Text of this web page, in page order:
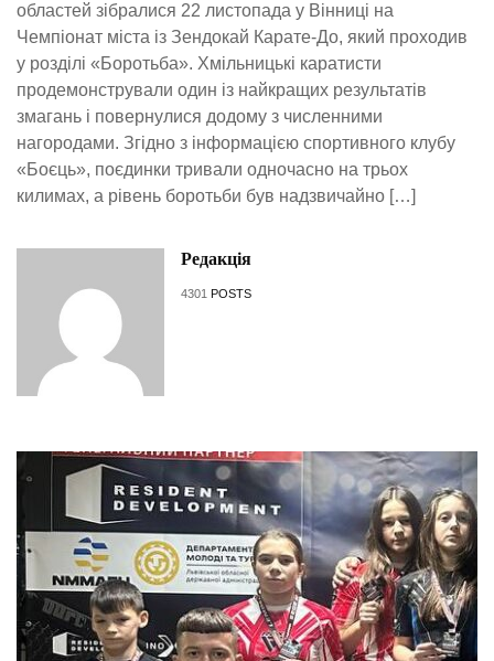
областей зібралися 22 листопада у Вінниці на
Чемпіонат міста із Зендокай Карате-До, який проходив
у розділі «Боротьба». Хмільницькі каратисти
продемонстрували один із найкращих результатів
змагань і повернулися додому з численними
нагородами. Згідно з інформацією спортивного клубу
«Боєць», поєдинки тривали одночасно на трьох
килимах, а рівень боротьби був надзвичайно […]
Редакція
4301 POSTS